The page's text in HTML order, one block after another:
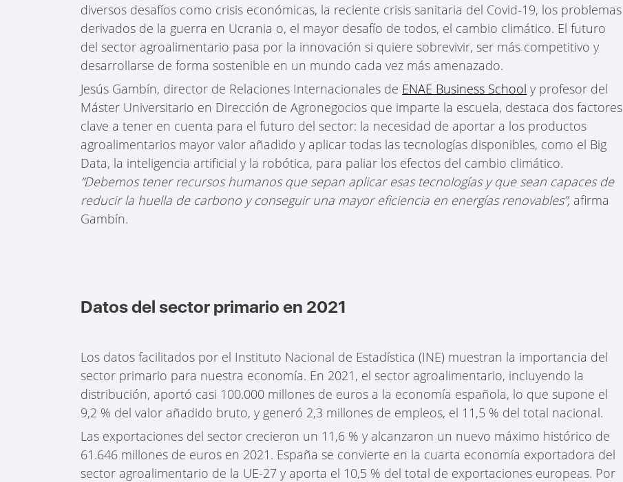
diversos desafíos como crisis económicas, la reciente crisis sanitaria del Covid-19, los problemas
derivados de la guerra en Ucrania o, el mayor desafío de todos, el cambio climático. El futuro
del sector agroalimentario pasa por la innovación si quiere sobrevivir, ser más competitivo y
desarrollarse de forma sostenible en un mundo cada vez más amenazado.
Jesús Gambín, director de Relaciones Internacionales de ENAE Business School y profesor del
Máster Universitario en Dirección de Agronegocios que imparte la escuela, destaca dos factores
clave a tener en cuenta para el futuro del sector: la necesidad de aportar a los productos
agroalimentarios mayor valor añadido y aplicar todas las tecnologías disponibles, como el Big
Data, la inteligencia artificial y la robótica, para paliar los efectos del cambio climático.
“Debemos tener recursos humanos que sepan aplicar esas tecnologías y que sean capaces de
reducir la huella de carbono y conseguir una mayor eficiencia en energías renovables”, afirma
Gambín.
Datos del sector primario en 2021
Los datos facilitados por el Instituto Nacional de Estadística (INE) muestran la importancia del
sector primario para nuestra economía. En 2021, el sector agroalimentario, incluyendo la
distribución, aportó casi 100.000 millones de euros a la economía española, lo que supone el
9,2 % del valor añadido bruto, y generó 2,3 millones de empleos, el 11,5 % del total nacional.
Las exportaciones del sector crecieron un 11,6 % y alcanzaron un nuevo máximo histórico de
61.646 millones de euros en 2021. España se convierte en la cuarta economía exportadora del
sector agroalimentario de la UE-27 y aporta el 10,5 % del total de exportaciones europeas. Por